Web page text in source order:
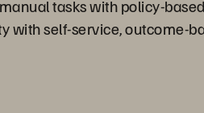
tasks with policy-
with self-service, outcome-